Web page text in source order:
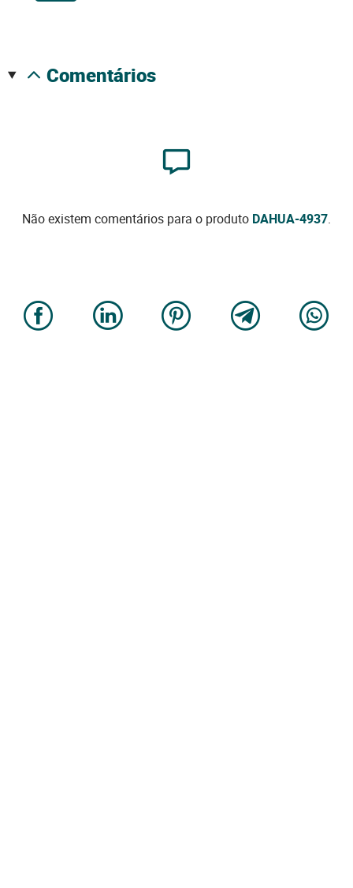
comentários
Não existem comentários para o produto DAHUA-4937.